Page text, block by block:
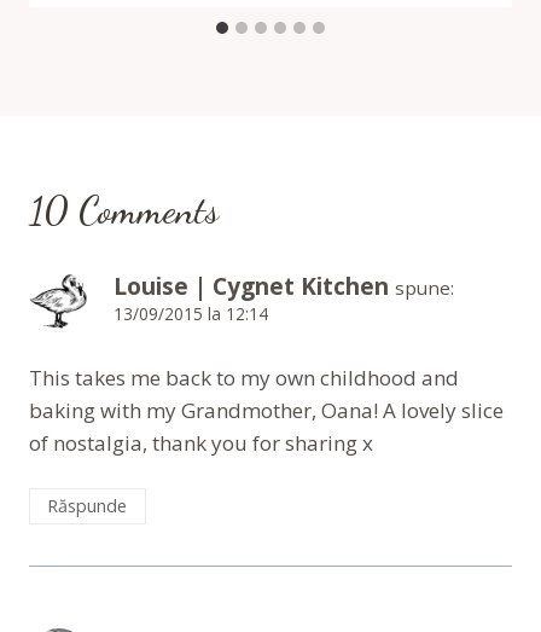
10 Comments
Louise | Cygnet Kitchen spune:
13/09/2015 la 12:14
This takes me back to my own childhood and
baking with my Grandmother, Oana! A lovely slice
of nostalgia, thank you for sharing x
Răspunde